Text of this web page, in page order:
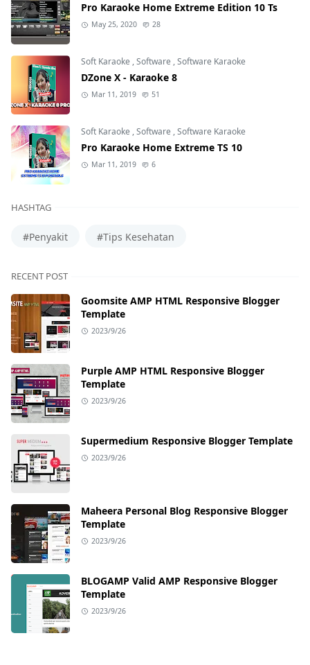
Pro Karaoke Home Extreme Edition 10 Ts
May 25, 2020 28
Soft Karaoke ,Software ,Software Karaoke
DZone X - Karaoke 8
Mar 11, 2019 51
Soft Karaoke ,Software ,Software Karaoke
Pro Karaoke Home Extreme TS 10
Mar 11, 2019 6
HASHTAG
#Penyakit #Tips Kesehatan
RECENT POST
Goomsite AMP HTML Responsive Blogger
Template
2023/9/26
Purple AMP HTML Responsive Blogger
Template
2023/9/26
Supermedium Responsive Blogger Template
2023/9/26
Maheera Personal Blog Responsive Blogger
Template
2023/9/26
BLOGAMP Valid AMP Responsive Blogger
Template
2023/9/26